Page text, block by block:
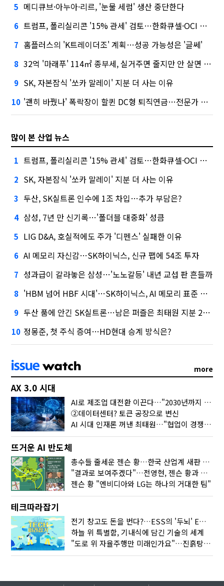
5 메디큐브·아누아·리르, '눈물 세럼' 생산 중단한다
6 트럼프, 폴리실리콘 '15% 관세' 검토…한화큐셀·OCI 영향은?
7 홈플러스의 'K트레이더조' 계획…성공 가능성은 '글쎄'
8 32억 '마래푸' 114㎡ 종부세, 실거주면 줄지만 안 살면 2.5배
9 SK, 자본잠식 '쏘카 말레이' 지분 더 사는 이유
10 '괜히 바꿨나' 폭락장이 할퀸 DC형 퇴직연금…전문가 조언은
많이 본 산업 뉴스
1 트럼프, 폴리실리콘 '15% 관세' 검토…한화큐셀·OCI 영향은?
2 SK, 자본잠식 '쏘카 말레이' 지분 더 사는 이유
3 두산, SK실트론 인수에 1조 차입…추가 부담은?
4 삼성, 7년 만 신기록…'폴더블 대중화' 성큼
5 LIG D&A, 호실적에도 주가 '디펜스' 실패한 이유
6 AI 메모리 자신감…SK하이닉스, 신규 팹에 54조 투자
7 성과급이 갈라놓은 삼성…'노노갈등' 내년 교섭 판 흔들까
8 'HBM 넘어 HBF 시대'…SK하이닉스, AI 메모리 표준 선점 나섰다
9 두산 품에 안긴 SK실트론…남은 퍼즐은 최태원 지분 29.4%
10 정몽준, 첫 주식 증여…HD현대 승계 방식은?
more
AX 3.0 시대
AI로 제조업 대전환 이끈다…"2030년까지 민관합동 20조 투자"
②데이터센터? 토큰 공장으로 변신
AI 시대 인재론 꺼낸 최태원…"협업이 경쟁력"
뜨거운 AI 반도체
총수들 줄세운 젠슨 황…한국 산업계 새판 짰다
"결과로 보여주겠다"…전영현, 젠슨 황과 HBM5 논의
젠슨 황 "엔비디아와 LG는 하나의 거대한 팀"
테크따라잡기
전기 창고도 돈을 번다?…ESS의 '두뇌' EMO가 뭐길래
하늘 위 특별함, 기내식에 담긴 기술의 세계
"도로 위 자율주행만 미래인가요"…진흙탕서 길 내는 HD현대 AI 기술